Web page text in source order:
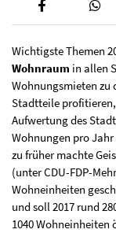
Wichtigste Themen
Wohnraum in allen
Wohnungsmieten zu
Stadtteile
Aufwertung des
Wohnungen pro
zu früher machte
(unter CDU-FDP-
Wohneinheiten
und soll 2017 rund
1040